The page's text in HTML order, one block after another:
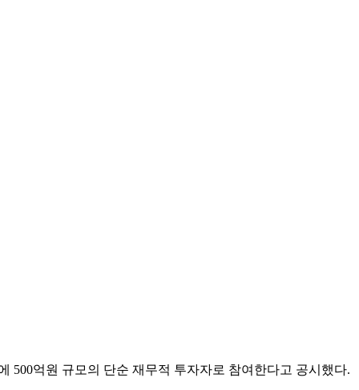
500억원 규모의 단순 재무적 투자자로 참여한다고 공시했다.